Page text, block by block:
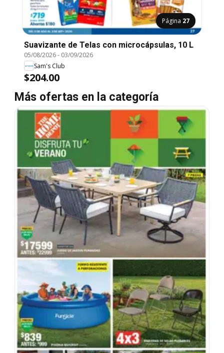
Página 27
Suavizante de Telas con microcápsulas, 10 L
05/08/2026- 03/09/2026
Sam's Club
$204.00
Más ofertas en la categoría